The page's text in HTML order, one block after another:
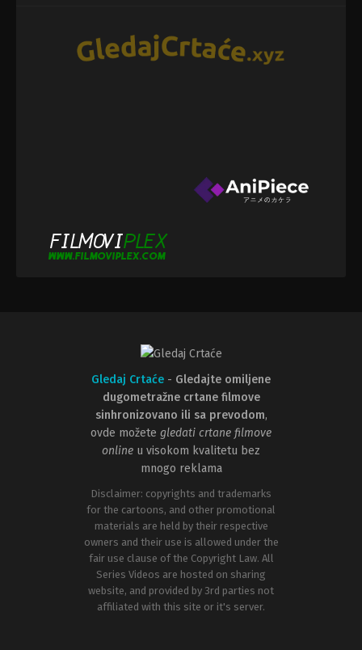
Gledaj Crtaće - Gledajte omiljene
dugometražne crtane filmove
sinhronizovano ili sa prevodom,
ovde možete gledati crtane filmove
online u visokom kvalitetu bez
mnogo reklama
Disclaimer: copyrights and trademarks
for the cartoons, and other promotional
materials are held by their respective
owners and their use is allowed under the
fair use clause of the Copyright Law. All
Series Videos are hosted on sharing
website, and provided by 3rd parties not
affiliated with this site or it's server.